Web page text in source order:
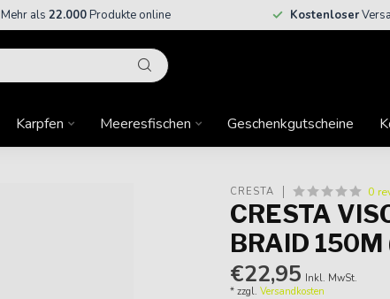
Mehr als 22.000Produkte online Kostenloser
Karpfen Meeresfischen Geschenkgutscheine
CRESTA 0
CRESTA
BRAID 150M
€22,95 Inkl. MwSt.
* zzgl.Versandkosten